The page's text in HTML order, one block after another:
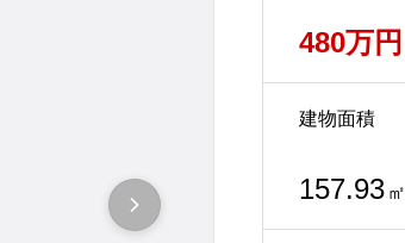
480万円
建物面積
157.93 ㎡